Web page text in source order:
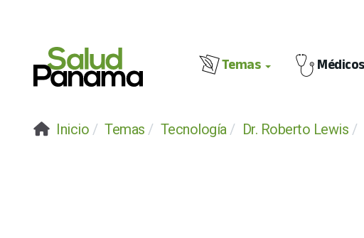
Temas Médicos
Inicio Temas Tecnología Dr. Roberto Lewis